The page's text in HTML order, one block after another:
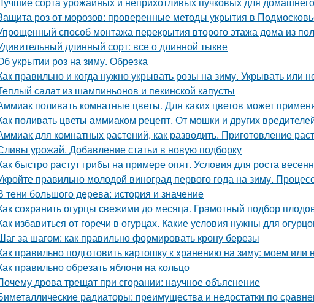
роз от морозов: проверенные методы укрытия в
способ монтажа перекрытия второго этажа дома из
длинный сорт: все о длинной тыкве
укрытии роз на зиму. Обрезка
правильно и когда нужно укрывать розы на зиму. Укрывать или
салат из шампиньонов и пекинской капусты
поливать комнатные цветы. Для каких цветов может
поливать цветы аммиаком рецепт. От мошки и других
для комнатных растений, как разводить. Приготовление
урожай. Добавление статьи в новую подборку
быстро растут грибы на примере опят. Условия для роста
правильно молодой виноград первого года на зиму.
тени большого дерева: история и значение
сохранить огурцы свежими до месяца. Грамотный подбор
избавиться от горечи в огурцах. Какие условия нужны для
за шагом: как правильно формировать крону березы
правильно подготовить картошку к хранению на зиму: моем или
правильно обрезать яблони на кольцо
дрова трещат при сгорании: научное объяснение
радиаторы: преимущества и недостатки по